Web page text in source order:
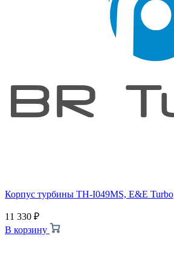
Корпус турбины TH-I049MS, E&E Turbo
11 330 ₽
В корзину